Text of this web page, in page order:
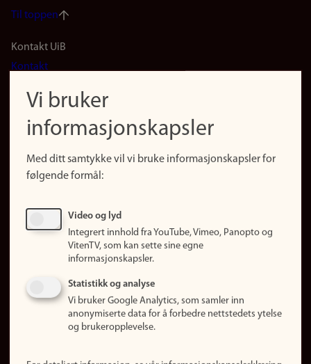
Til toppen
Footer
(no)
Kontakt UiB
Kontakt
Finn forsker
Presse
Finn studier
Ledige stillinger
Om nettstedet
Informasjonskapsler
Vi bruker
informasjonskapsler
Med ditt samtykke vil vi bruke informasjonskapsler for
følgende formål:
Video og lyd
Integrert innhold fra YouTube, Vimeo, Panopto og
VitenTV, som kan sette sine egne
informasjonskapsler.
Statistikk og analyse
Vi bruker Google Analytics, som samler inn
anonymiserte data for å forbedre nettstedets ytelse
og brukeropplevelse.